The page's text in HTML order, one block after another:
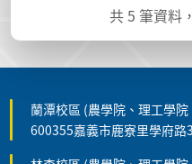
共5 筆資料
蘭潭校區 (農學院、理工學
600355嘉義市鹿寮里學府路